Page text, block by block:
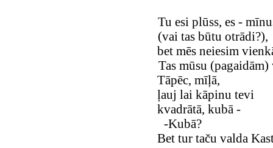
Tu esi plūss, es -
(vai tas būtu otrādi?),
bet mēs neiesim
Tas mūsu
Tāpēc, mīļā,
ļauj lai kāpinu tevi
kvadrātā, kubā -
-Kubā?
Bet tur taču valda